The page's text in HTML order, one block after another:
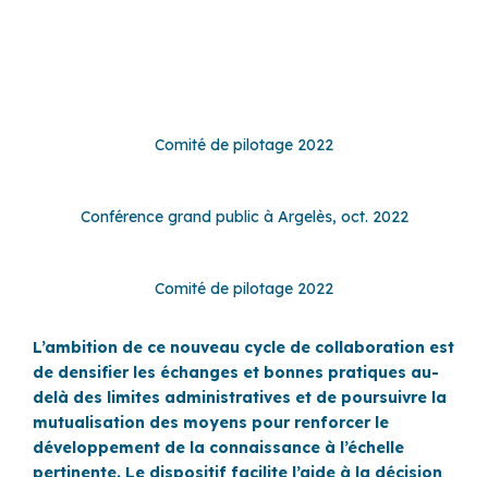
Comité de pilotage 2022
Conférence grand public à Argelès, oct. 2022
Comité de pilotage 2022
L’ambition de ce nouveau cycle de collaboration est
de densifier les échanges et bonnes pratiques au-
delà des limites administratives et de poursuivre la
mutualisation des moyens pour renforcer le
développement de la connaissance à l’échelle
pertinente. Le dispositif facilite l’aide à la décision